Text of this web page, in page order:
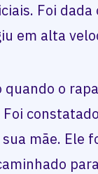
Foi
em alta
quando o
mãe. Ele